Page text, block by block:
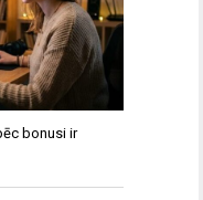
bonusi ir